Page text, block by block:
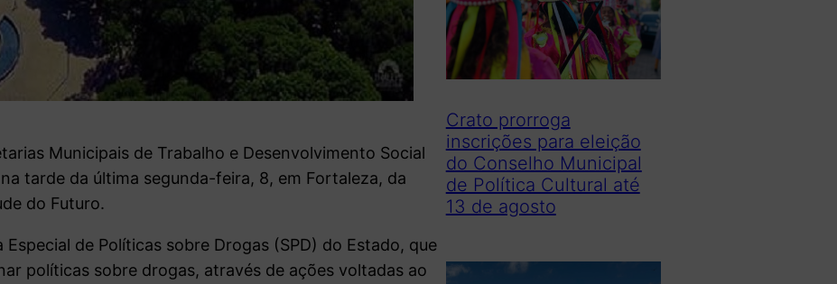
Municipais de Trabalho e Desenvolvimento Social
tarde da última segunda-feira, 8, em Fortaleza, da
do Futuro.
de Políticas sobre Drogas (SPD) do Estado, que
políticas sobre drogas, através de ações voltadas ao
Crato prorroga
inscrições para eleição
do Conselho Municipal
de Política Cultural até
13 de agosto